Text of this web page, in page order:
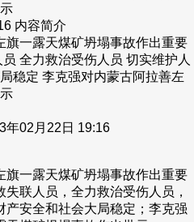
热解读
播 直播中国 熊猫频道
快看
2026年世界杯 2026年冬奥会
生态环境 一带一路 央博
内容简介
旗一露天煤矿坍塌事故作出重要
全力救治受伤人员 切实维护人
稳定 李克强对内蒙古阿拉善左
年02月22日 19:16
旗一露天煤矿坍塌事故作出重要
联人员，全力救治受伤人员，
产安全和社会大局稳定；李克强